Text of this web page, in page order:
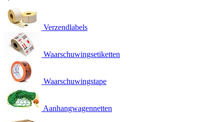
Verzendlabels
Waarschuwingsetiketten
Waarschuwingstape
Aanhangwagennetten